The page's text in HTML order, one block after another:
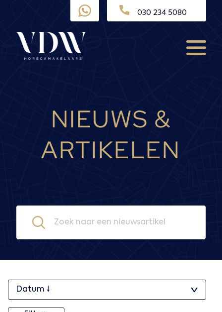
inhoud
030 234 5080
Menu
NIEUWS &
ARTIKELEN